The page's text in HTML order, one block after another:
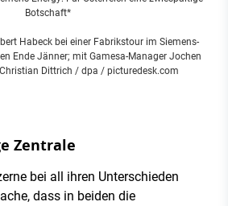
Botschaft*
Habeck bei einer Fabrikstour im Siemens-
Ende Jänner; mit Gamesa-Manager Jochen
Dittrich / dpa / picturedesk.com
Zentrale
bei all ihren Unterschieden
dass in beiden die